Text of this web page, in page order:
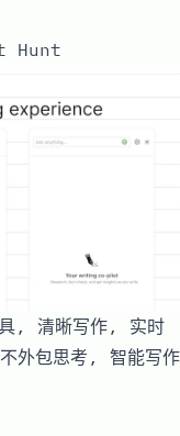
Hunt
, 清晰写作, 实时
外包思考, 智能写作